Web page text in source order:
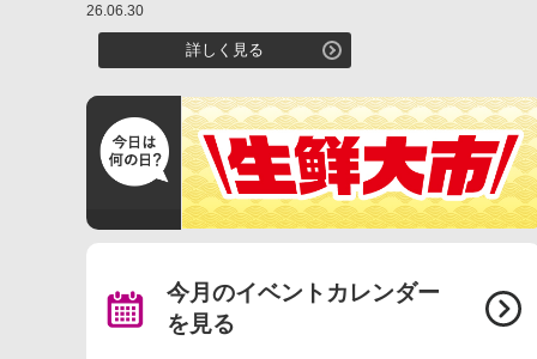
26.06.30
詳しく見る
今月のイベントカレンダー
を見る